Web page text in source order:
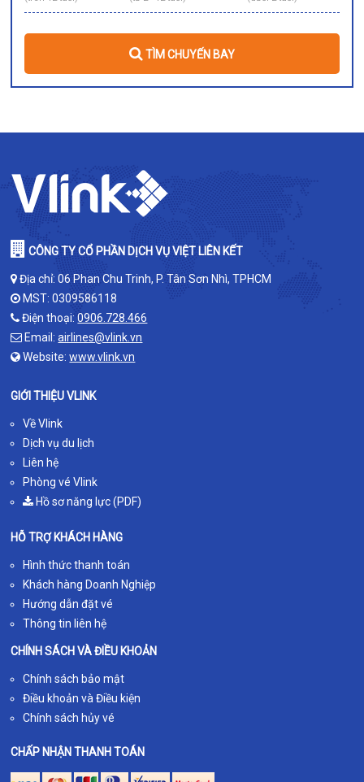
TÌM CHUYẾN BAY
CÔNG TY CỔ PHẦN DỊCH VỤ VIỆT LIÊN KẾT
Địa chỉ: 06 Phan Chu Trinh, P. Tân Sơn Nhì, TPHCM
MST: 0309586118
Điện thoại:0906.728.466
Email:airlines@vlink.vn
Website:www.vlink.vn
GIỚI THIỆU VLINK
Về Vlink
Dịch vụ du lịch
Liên hệ
Phòng vé Vlink
Hồ sơ năng lực (PDF)
HỖ TRỢ KHÁCH HÀNG
Hình thức thanh toán
Khách hàng Doanh Nghiệp
Hướng dẫn đặt vé
Thông tin liên hệ
CHÍNH SÁCH VÀ ĐIỀU KHOẢN
Chính sách bảo mật
Điều khoản và Điều kiện
Chính sách hủy vé
CHẤP NHẬN THANH TOÁN